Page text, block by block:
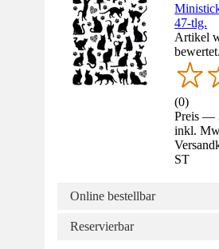
47-tlg.
Artikel
bewertet.
(0)
Preis —
inkl.
ST
Online bestellbar
Reservierbar